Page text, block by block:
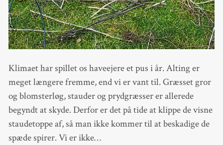
Klimaet har spillet os haveejere et pus i år. Alting er
meget længere fremme, end vi er vant til. Græsset gror
og blomsterløg, stauder og prydgræsser er allerede
begyndt at skyde. Derfor er det på tide at klippe de visne
staudetoppe af, så man ikke kommer til at beskadige de
spæde spirer. Vi er ikke…